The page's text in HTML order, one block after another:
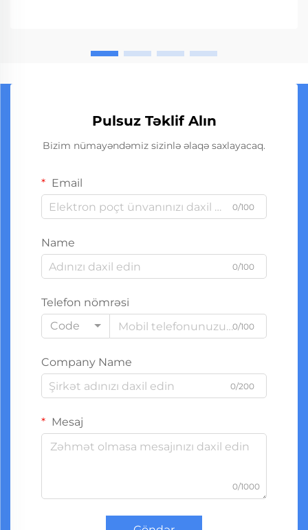
Pulsuz Təklif Alın
Bizim nümayəndəmiz sizinlə əlaqə saxlayacaq.
Email
0/100
Name
0/100
Telefon nömrəsi
Code
0/100
Company Name
0/200
Mesaj
0/1000